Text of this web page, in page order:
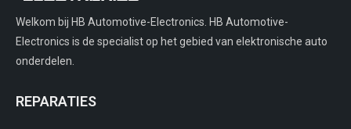
Welkom bij HB Automotive-Electronics. HB Automotive-
Electronics is de specialist op het gebied van elektronische auto
onderdelen.
REPARATIES